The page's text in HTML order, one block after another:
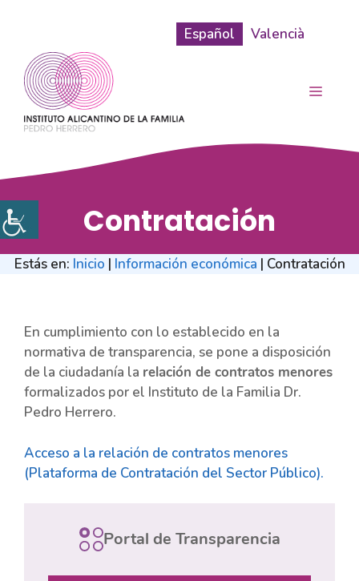
contenido
Español Valencià
MENÚ
Contratación
Estás en: Inicio | Información económica | Contratación
En cumplimiento con lo establecido en la
normativa de transparencia, se pone a disposición
de la ciudadanía la relación de contratos menores
formalizados por el Instituto de la Familia Dr.
Pedro Herrero.
Acceso a la relación de contratos menores
(Plataforma de Contratación del Sector Público).
Portal de Transparencia